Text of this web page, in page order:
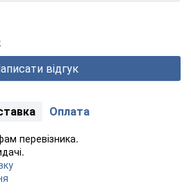
відгук
Оплата
перевізника.